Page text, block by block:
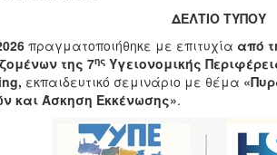
ΔΕΛΤΙΟ ΤΥΠΟΥ
πραγματοποιήθηκε με επιτυχία από
της 7ηςΥγειονομικής
, εκπαιδευτικό σεμινάριο με θέμα «
και Άσκηση Εκκένωσης».